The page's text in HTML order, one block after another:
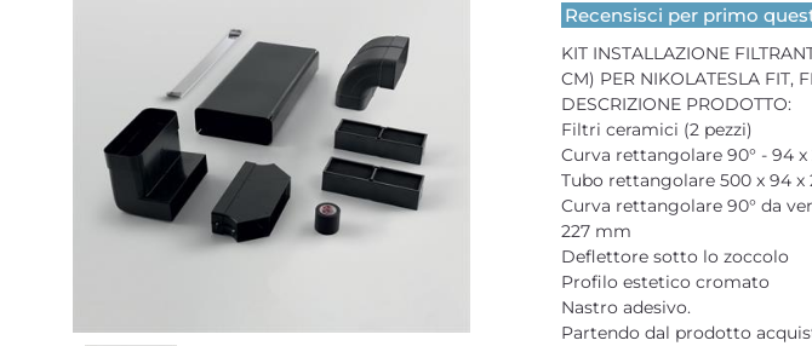
Recensisci per primo
KIT INSTALLAZIONE
CM) PER NIKOLATESLA FIT,
DESCRIZIONE PRODOTTO:
Filtri ceramici (2 pezzi)
Curva rettangolare 90° - 94
Tubo rettangolare 500 x 94 x
Curva rettangolare 90° da
227 mm
Deflettore sotto lo zoccolo
Profilo estetico cromato
Nastro adesivo.
Partendo dal prodotto